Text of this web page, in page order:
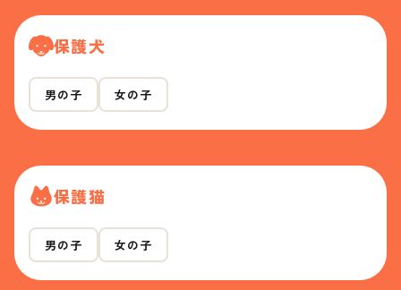
保護犬
男の子 女の子
保護猫
男の子 女の子